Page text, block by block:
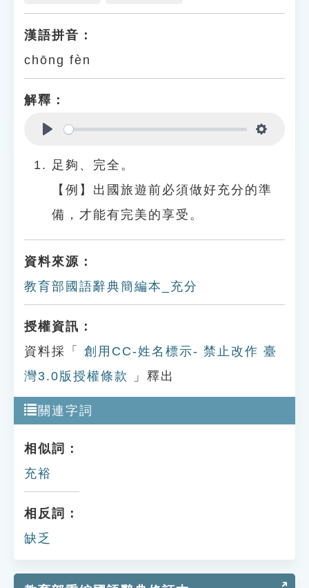
貓頭鷹博士
漢語拼音：
chōng fèn
解釋：
足夠、完全。
【例】出國旅遊前必須做好充分的準
備，才能有完美的享受。
資料來源：
教育部國語辭典簡編本_充分
授權資訊：
資料採「
創用CC-姓名標示- 禁止改作 臺
灣3.0版授權條款
」釋出
關連字詞
相似詞：
充裕
相反詞：
缺乏